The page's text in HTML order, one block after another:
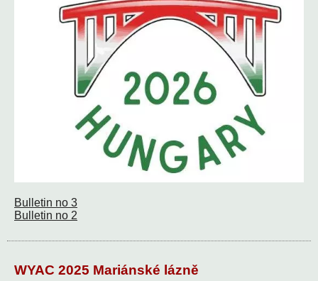
Bulletin no 3
Bulletin no 2
WYAC 2025 Mariánské lázně